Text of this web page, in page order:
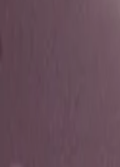
Kadın Hakiki